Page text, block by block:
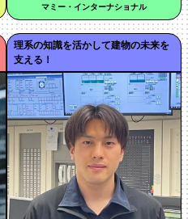
マミー・インターナショナル
理系の知識を活かして建物の未来を
支える！